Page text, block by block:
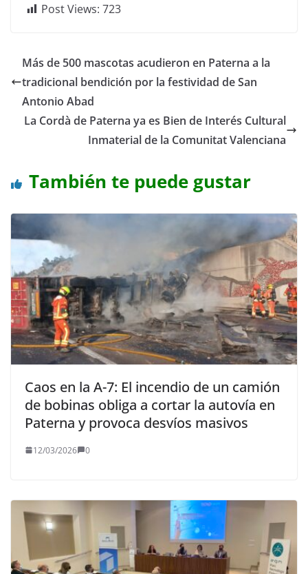
Post Views: 723
Más de 500 mascotas acudieron en Paterna a la
tradicional bendición por la festividad de San
Antonio Abad
La Cordà de Paterna ya es Bien de Interés Cultural
Inmaterial de la Comunitat Valenciana
También te puede gustar
Caos en la A-7: El incendio de un camión
de bobinas obliga a cortar la autovía en
Paterna y provoca desvíos masivos
12/03/2026 0